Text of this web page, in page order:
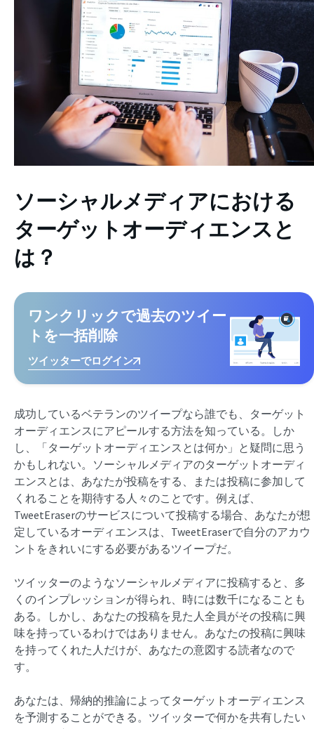
ソーシャルメディアにおける
ターゲットオーディエンスと
は？
ワンクリックで過去のツイー
トを一括削除
ツイッターでログイン
成功しているベテランのツイープなら誰でも、ターゲット
オーディエンスにアピールする方法を知っている。しか
し、「ターゲットオーディエンスとは何か」と疑問に思う
かもしれない。ソーシャルメディアのターゲットオーディ
エンスとは、あなたが投稿をする、または投稿に参加して
くれることを期待する人々のことです。例えば、
TweetEraserのサービスについて投稿する場合、あなたが想
定しているオーディエンスは、TweetEraserで自分のアカウ
ントをきれいにする必要があるツイープだ。
ツイッターのようなソーシャルメディアに投稿すると、多
くのインプレッションが得られ、時には数千になることも
ある。しかし、あなたの投稿を見た人全員がその投稿に興
味を持っているわけではありません。あなたの投稿に興味
を持ってくれた人だけが、あなたの意図する読者なので
す。
あなたは、帰納的推論によってターゲットオーディエンス
を予測することができる。ツイッターで何かを共有したい